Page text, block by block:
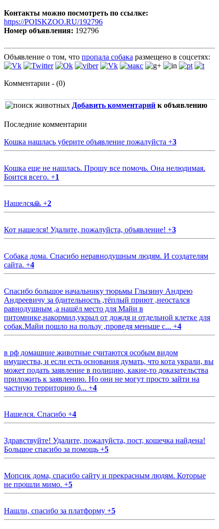
Контакты можно посмотреть по ссылке:
https://POISKZOO.RU/192796
Номер объявления: 192796
Объявление о том, что пропала собака размещено в соцсетях:
Комментарии - (0)
Добавить комментарий к объявлению
Последние комментарии
Кошка нашлась уберите объявление пожалуйста +3
Кошка еще не нашлась. Прошу все помочь. Она нелюдимая.
Боится всего. +1
Нашелся🙏 +2
Кот нашелся! Удалите, пожалуйста, объявление! +3
Собака дома. Спасибо неравнодушным людям. И создателям
сайта. +4
Спасибо большое начальнику тюрьмы Глызину Андрею
Андреевичу за бдительность ,тёплый приют ,неостался
равнодушным ,а нашёл место для Майи в
питомнике,накормил,укрыл от дождя и отдельной клетке для
собак.Майи пошло на пользу ,проведя меньше с... +4
в рф домашние животные считаются особым видом
имущества, и если есть основания думать, что кота украли, вы
может подать заявление в полицию, какие-то доказательства
приложить к заявлению. Но они не могут просто зайти на
частную территорию б... +4
Нашелся. Спасибо +4
Здравствуйте! Удалите, пожалуйста, пост, кошечка найдена!
Большое спасибо за помощь +5
Мопсик дома, спасибо сайту и прекрасным людям. Которые
не прошли мимо. +5
Нашли, спасибо за платформу +5